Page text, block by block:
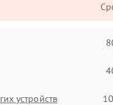
устройств